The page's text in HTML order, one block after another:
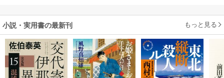
す～
を掴み取る～
小説・実用書の最新刊 もっと見る